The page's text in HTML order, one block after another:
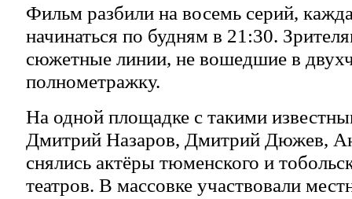
Фильм разбили на восемь серий,
начинаться по будням в 21:30.
сюжетные линии, не вошедшие в
полнометражку.
На одной площадке с такими
Дмитрий Назаров, Дмитрий Дюжев,
снялись актёры тюменского и
театров. В массовке участвовали